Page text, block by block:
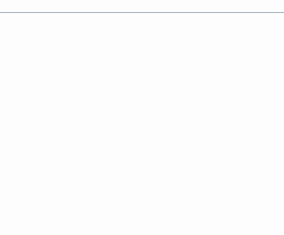
in Berlin ein Lazarett, ein jüdischer
Champagner nicht lassen, und ein